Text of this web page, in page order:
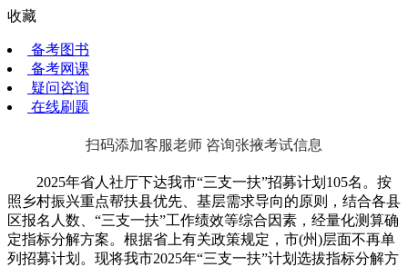
收藏
备考图书
备考网课
疑问咨询
在线刷题
扫码添加客服老师 咨询张掖考试信息
2025年省人社厅下达我市“三支一扶”招募计划105名。按
照乡村振兴重点帮扶县优先、基层需求导向的原则，结合各县
区报名人数、“三支一扶”工作绩效等综合因素，经量化测算确
定指标分解方案。根据省上有关政策规定，市(州)层面不再单
列招募计划。现将我市2025年“三支一扶”计划选拔指标分解方